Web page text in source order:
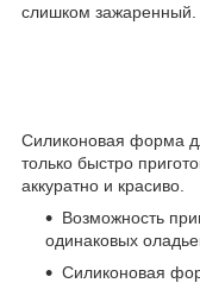
слишком зажаренный.
Силиконовая форма
только быстро
аккуратно и красиво.
Возможность
одинаковых
Силиконовая